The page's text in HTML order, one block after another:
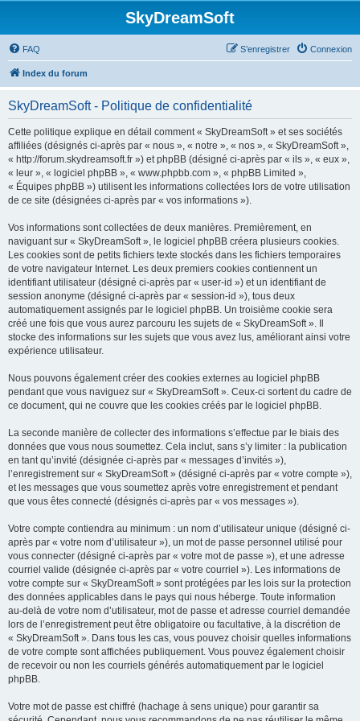
SkyDreamSoft
FAQ Connexion
S’enregistrer
Index du forum
SkyDreamSoft - Politique de confidentialité
Cette politique explique en détail comment « SkyDreamSoft » et ses sociétés
affiliées (désignés ci-après par « nous », « notre », « nos », « SkyDreamSoft »,
« http://forum.skydreamsoft.fr ») et phpBB (désigné ci-après par « ils », « eux »,
« leur », « logiciel phpBB », « www.phpbb.com », « phpBB Limited »,
« Équipes phpBB ») utilisent les informations collectées lors de votre utilisation
de ce site (désignées ci-après par « vos informations »).
Vos informations sont collectées de deux manières. Premièrement, en
naviguant sur « SkyDreamSoft », le logiciel phpBB créera plusieurs cookies.
Les cookies sont de petits fichiers texte stockés dans les fichiers temporaires
de votre navigateur Internet. Les deux premiers cookies contiennent un
identifiant utilisateur (désigné ci-après par « user-id ») et un identifiant de
session anonyme (désigné ci-après par « session-id »), tous deux
automatiquement assignés par le logiciel phpBB. Un troisième cookie sera
créé une fois que vous aurez parcouru les sujets de « SkyDreamSoft ». Il
stocke des informations sur les sujets que vous avez lus, améliorant ainsi votre
expérience utilisateur.
Nous pouvons également créer des cookies externes au logiciel phpBB
pendant que vous naviguez sur « SkyDreamSoft ». Ceux-ci sortent du cadre de
ce document, qui ne couvre que les cookies créés par le logiciel phpBB.
La seconde manière de collecter des informations s’effectue par le biais des
données que vous nous soumettez. Cela inclut, sans s’y limiter : la publication
en tant qu’invité (désignée ci-après par « messages d’invités »),
l’enregistrement sur « SkyDreamSoft » (désigné ci-après par « votre compte »),
et les messages que vous soumettez après votre enregistrement et pendant
que vous êtes connecté (désignés ci-après par « vos messages »).
Votre compte contiendra au minimum : un nom d’utilisateur unique (désigné ci-
après par « votre nom d’utilisateur »), un mot de passe personnel utilisé pour
vous connecter (désigné ci-après par « votre mot de passe »), et une adresse
courriel valide (désignée ci-après par « votre courriel »). Les informations de
votre compte sur « SkyDreamSoft » sont protégées par les lois sur la protection
des données applicables dans le pays qui nous héberge. Toute information
au-delà de votre nom d’utilisateur, mot de passe et adresse courriel demandée
lors de l’enregistrement peut être obligatoire ou facultative, à la discrétion de
« SkyDreamSoft ». Dans tous les cas, vous pouvez choisir quelles informations
de votre compte sont affichées publiquement. Vous pouvez également choisir
de recevoir ou non les courriels générés automatiquement par le logiciel
phpBB.
Votre mot de passe est chiffré (hachage à sens unique) pour garantir sa